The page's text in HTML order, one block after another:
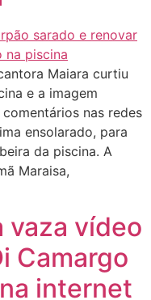
Maiara curtiu
e a imagem
nas redes
ensolarado, para
da piscina. A
Maraisa,
vaza vídeo
Camargo
internet